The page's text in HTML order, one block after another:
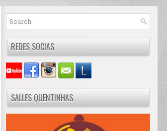
REDES SOCIAS
SALLES QUENTINHAS